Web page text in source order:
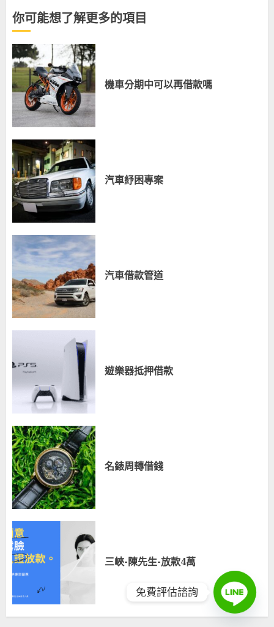
你可能想了解更多的項目
機車分期中可以再借款嗎
汽車紓困專案
汽車借款管道
遊樂器抵押借款
名錶周轉借錢
三峽-陳先生-放款4萬
免費評估諮詢